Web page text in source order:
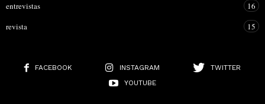
entrevistas
16
revista
15
FACEBOOK INSTAGRAM
TWITTER
YOUTUBE